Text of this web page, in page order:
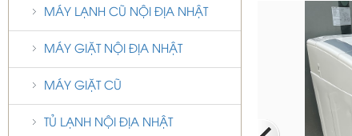
MÁY LẠNH CŨ NỘI ĐỊA NHẬT
MÁY GIẶT NỘI ĐỊA NHẬT
MÁY GIẶT CŨ
TỦ LẠNH NỘI ĐỊA NHẬT